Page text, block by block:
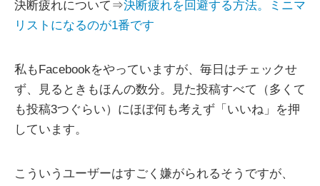
決断疲れについて⇒決断疲れを回避する方法。ミニマ
リストになるのが1番です
私もFacebookをやっていますが、毎日はチェックせ
ず、見るときもほんの数分。見た投稿すべて（多くて
も投稿3つぐらい）にほぼ何も考えず「いいね」を押
しています。
こういうユーザーはすごく嫌がられるそうですが、